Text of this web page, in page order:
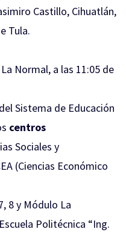
Castillo, Cihuatlán,
Tula.
Normal, a las 11:05 de
Sistema de Educación
centros
Sociales y
(Ciencias Económico
8 y Módulo La
Politécnica “Ing.